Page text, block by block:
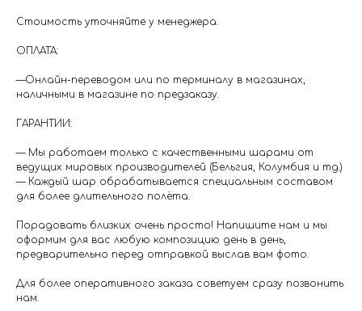
Стоимость уточняйте у менеджера.
ОПЛАТА:
—Онлайн-переводом или по терминалу в магазинах,
наличными в магазине по предзаказу.
ГАРАНТИИ:
— Мы работаем только с качественными шарами от
ведущих мировых производителей (Бельгия, Колумбия и тд.)
— Каждый шар обрабатывается специальным составом
для более длительного полёта.
Порадовать близких очень просто! Напишите нам и мы
оформим для вас любую композицию день в день,
предварительно перед отправкой выслав вам фото.
Для более оперативного заказа советуем сразу позвонить
нам.